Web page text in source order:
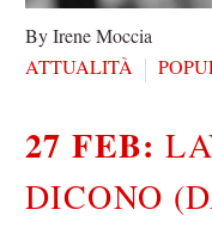
By Irene Moccia
ATTUALITÀ
27 FEB:
DICONO